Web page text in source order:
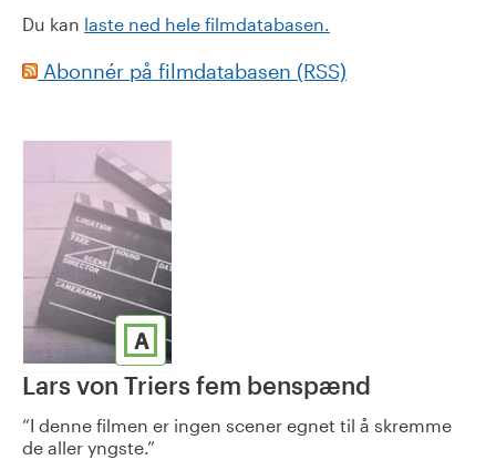
Du kan laste ned hele filmdatabasen.
Abonnér på filmdatabasen (RSS)
A
Lars von Triers fem benspænd
I denne filmen er ingen scener egnet til å skremme
de aller yngste.